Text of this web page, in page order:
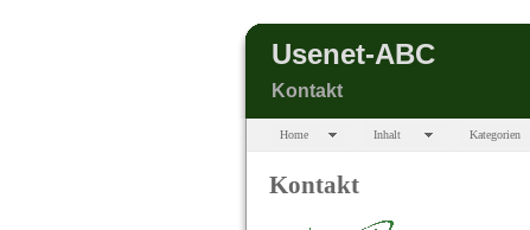
Usenet-ABC
Kontakt
Home Inhalt Kategorien
Kontakt